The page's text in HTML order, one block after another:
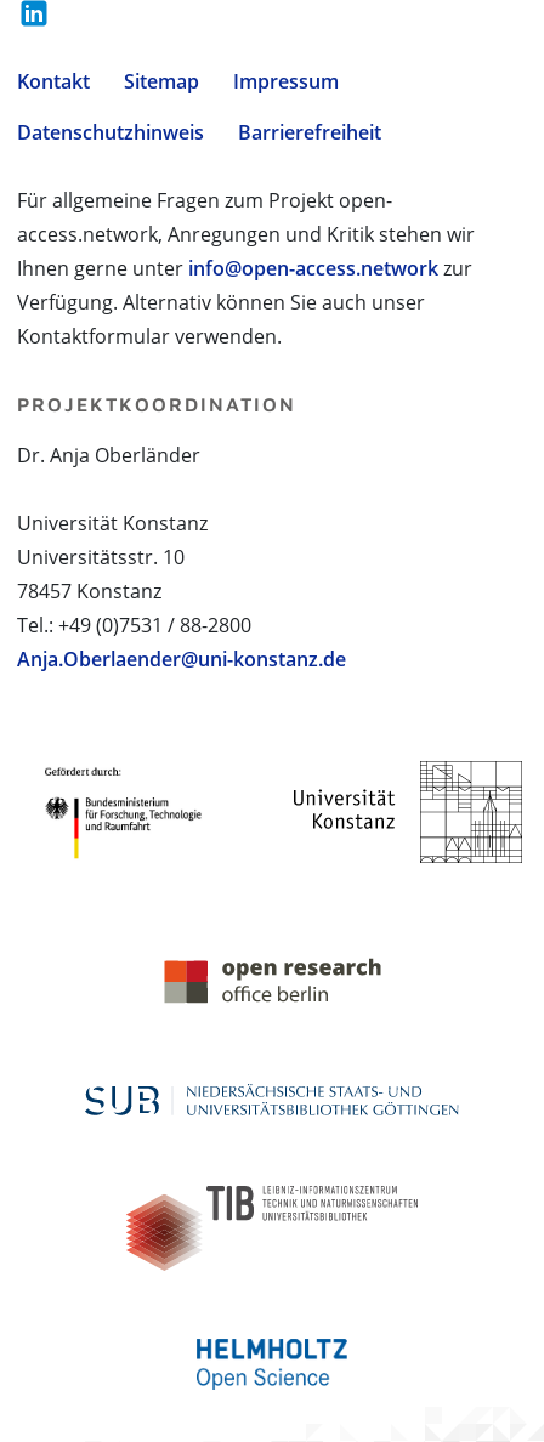
Kontakt Sitemap
Impressum
Datenschutzhinweis
Barrierefreiheit
Für allgemeine Fragen zum Projekt open-
access.network, Anregungen und Kritik stehen wir
Ihnen gerne unter info@open-access.networkzur
Verfügung. Alternativ können Sie auch unser
Kontaktformular verwenden.
PROJEKTKOORDINATION
Dr. Anja Oberländer
Universität Konstanz
Universitätsstr. 10
78457 Konstanz
Tel.: +49 (0)7531 / 88-2800
Anja.Oberlaender@uni-konstanz.de